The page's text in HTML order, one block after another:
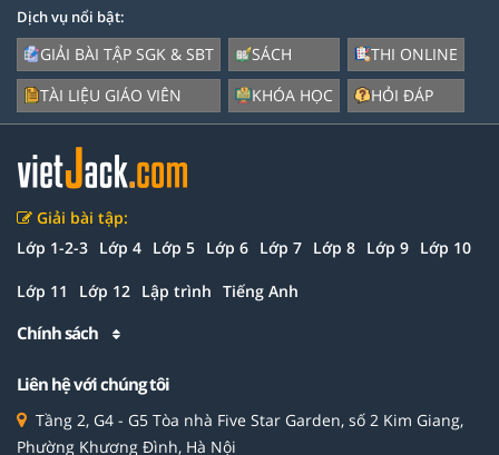
Dịch vụ nổi bật:
GIẢI BÀI TẬP SGK & SBT
TÀI LIỆU GIÁO VIÊN
SÁCH
KHÓA HỌC
THI ONLINE
HỎI ĐÁP
Giải bài tập:
Lớp 1-2-3 Lớp 4 Lớp 5 Lớp 6 Lớp 7 Lớp 8 Lớp 9 Lớp 10
Lớp 11 Lớp 12 Lập trình Tiếng Anh
Chính sách
Liên hệ với chúng tôi
Tầng 2, G4 - G5 Tòa nhà Five Star Garden, số 2 Kim Giang,
Phường Khương Đình, Hà Nội